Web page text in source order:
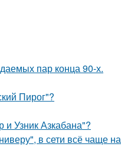
пар конца 90-х.
Пирог"?
и Узник Азкабана"?
в сети всё чаще